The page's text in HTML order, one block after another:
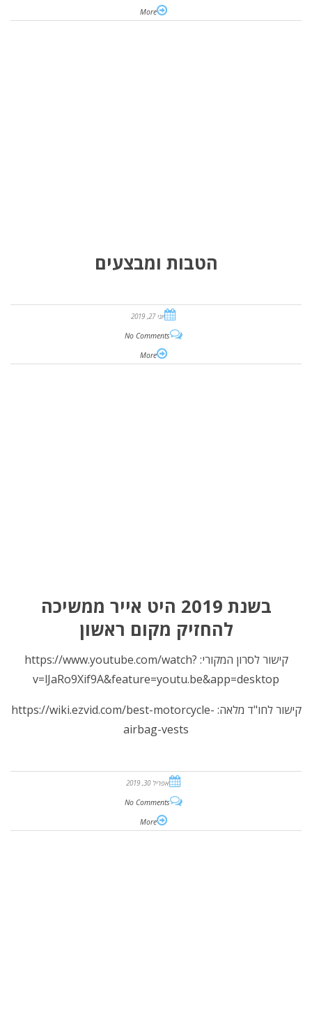
More
הטבות ומבצעים
יוני 27, 2019
No Comments
More
בשנת 2019 היט אייר ממשיכה
להחזיק מקום ראשון
קישור לסרון המקורי: https://www.youtube.com/watch?
v=lJaRo9Xif9A&feature=youtu.be&app=desktop
קישור לחו"ד מלאה: https://wiki.ezvid.com/best-motorcycle-
airbag-vests
אפריל 30, 2019
No Comments
More